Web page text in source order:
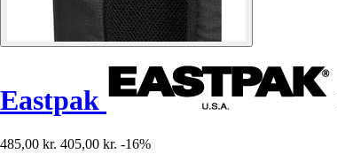
Eastpak
485,00 kr. 405,00 kr. -16%